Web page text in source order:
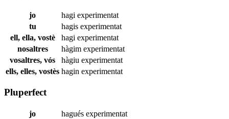
jo hagi experimentat
tu
hagis experimentat
ell, ella, vostè
hagi experimentat
nosaltres
hàgim experimentat
vosaltres, vós
hàgiu experimentat
ells, elles, vostès hagin experimentat
Pluperfect
jo hagués experimentat